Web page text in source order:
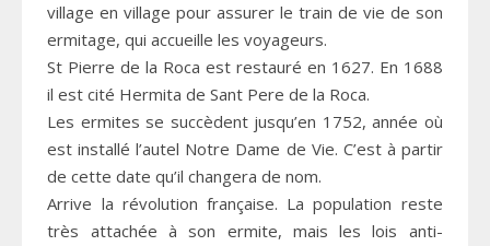
village en village pour assurer le train de vie de son
ermitage, qui accueille les voyageurs.
St Pierre de la Roca est restauré en 1627. En 1688
il est cité Hermita de Sant Pere de la Roca.
Les ermites se succèdent jusqu’en 1752, année où
est installé l’autel Notre Dame de Vie. C’est à partir
de cette date qu’il changera de nom.
Arrive la révolution française. La population reste
très attachée à son ermite, mais les lois anti-